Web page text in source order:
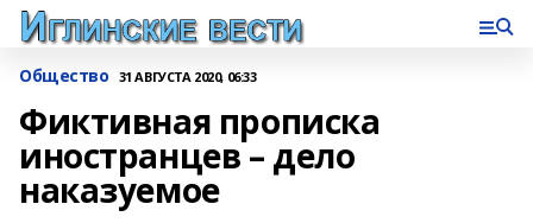
Общество 31 АВГУСТА 2020, 06:33
Фиктивная прописка
иностранцев – дело
наказуемое